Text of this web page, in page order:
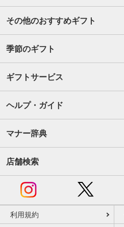
その他のおすすめギフト
季節のギフト
ギフトサービス
ヘルプ・ガイド
マナー辞典
店舗検索
利用規約